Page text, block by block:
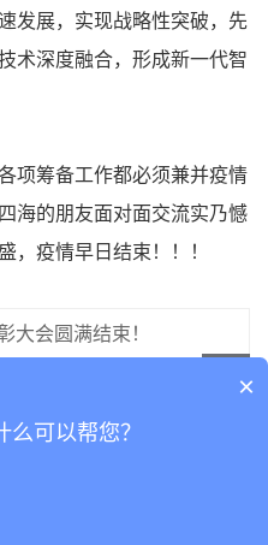
发展，实现战略性突破，先
术深度融合，形成新一代智
项筹备工作都必须兼并疫情
海的朋友面对面交流实乃憾
，疫情早日结束！！！
大会圆满结束！
×
可以帮您？